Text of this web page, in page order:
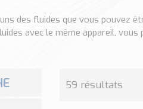
des fluides que vous
avec le même appareil,
59 résultats